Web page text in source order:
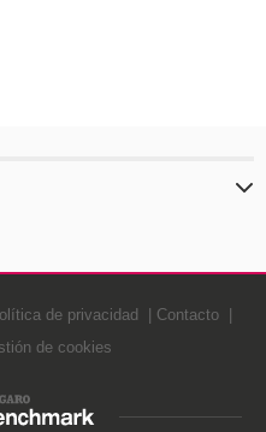
de privacidad
Contacto
de cookies